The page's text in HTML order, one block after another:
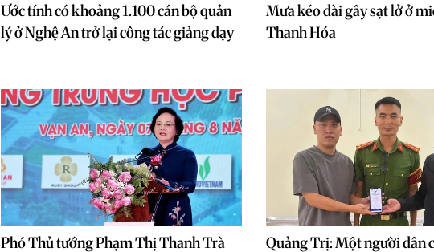
Ước tính có khoảng 1.100 cán bộ quản
lý ở Nghệ An trở lại công tác giảng dạy
Mưa kéo dài gây sạt lở ở
Thanh Hóa
Phó Thủ tướng Phạm Thị Thanh Trà
Quảng Trị: Một người dân